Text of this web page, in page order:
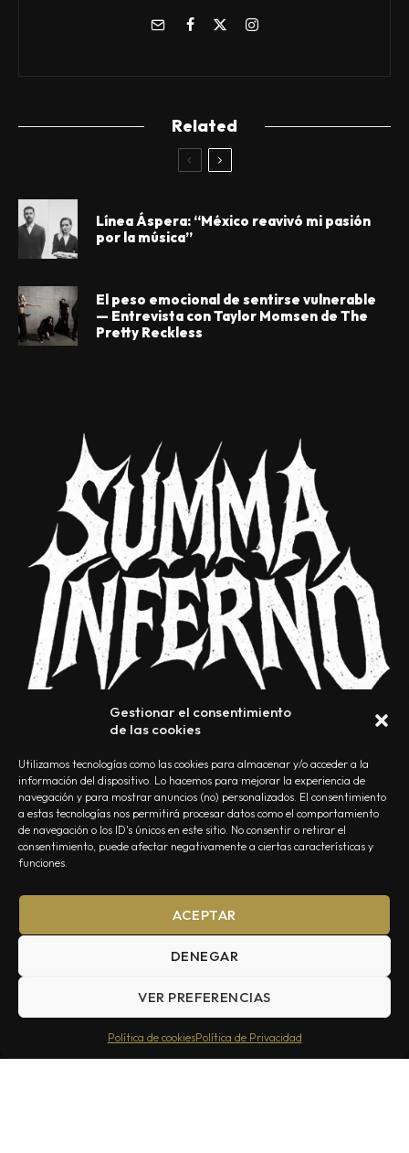
Gestionar el consentimiento
de las cookies
Utilizamos tecnologías como las cookies para almacenar y/o acceder a la
información del dispositivo. Lo hacemos para mejorar la experiencia de
navegación y para mostrar anuncios (no) personalizados. El consentimiento
a estas tecnologías nos permitirá procesar datos como el comportamiento
de navegación o los ID's únicos en este sitio. No consentir o retirar el
consentimiento, puede afectar negativamente a ciertas características y
funciones.
ACEPTAR
DENEGAR
VER PREFERENCIAS
Política de cookiesPolítica de Privacidad
Related
Línea Áspera: “México reavivó mi pasión
por la música”
El peso emocional de sentirse vulnerable
— Entrevista con Taylor Momsen de The
Pretty Reckless
NOSOTROS CONTACTO EDITORIAL POLÍTICA DE PRIVACIDAD
Summa Inferno — Todos los Derechos Reservados © 2026